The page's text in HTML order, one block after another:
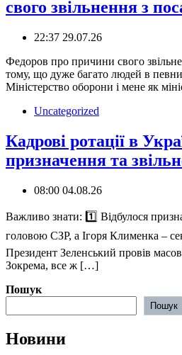
свого звільнення з
22:37 29.07.26
Федоров про причини свого
тому, що дуже багато людей в
Міністерство оборони і мене як
Uncategorized
Кадрові ротації в
призначення та
08:00 04.08.26
️Важливо знати: 1️⃣ Відбулося
головою СЗР, а Ігоря Клименка –
Президент Зеленський провів
Зокрема, все ж […]
Пошук
Пошук
Новини